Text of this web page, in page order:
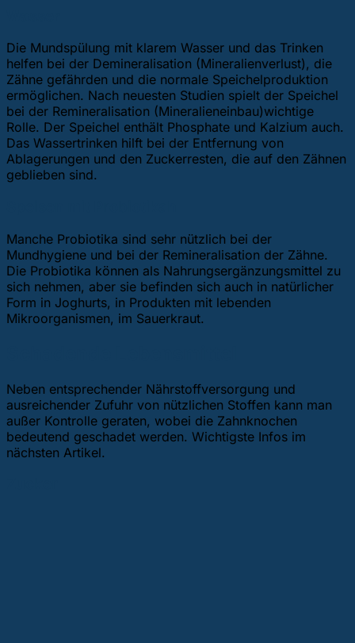
Die Mundspülung mit klarem Wasser und das Trinken
helfen bei der Demineralisation (Mineralienverlust), die
Zähne gefährden und die normale Speichelproduktion
ermöglichen. Nach neuesten Studien spielt der Speichel
bei der Remineralisation (Mineralieneinbau)wichtige
Rolle. Der Speichel enthält Phosphate und Kalzium auch.
Das Wassertrinken hilft bei der Entfernung von
Ablagerungen und den Zuckerresten, die auf den Zähnen
geblieben sind.
Manche Probiotika sind sehr nützlich bei der
Mundhygiene und bei der Remineralisation der Zähne.
Die Probiotika können als Nahrungsergänzungsmittel zu
sich nehmen, aber sie befinden sich auch in natürlicher
Form in Joghurts, in Produkten mit lebenden
Mikroorganismen, im Sauerkraut.
Neben entsprechender Nährstoffversorgung und
ausreichender Zufuhr von nützlichen Stoffen kann man
außer Kontrolle geraten, wobei die Zahnknochen
bedeutend geschadet werden. Wichtigste Infos im
nächsten Artikel.